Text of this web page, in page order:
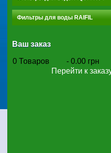
Фильтры для воды RAIFIL
Ваш заказ
0 Товаров - 0.00 грн
Перейти к